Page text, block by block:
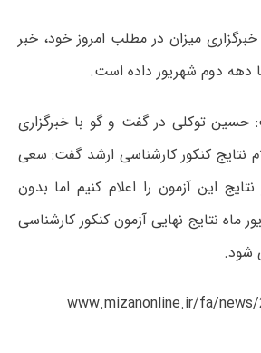
میزان در مطلب امروز خود، خبر
تا دهه دوم شهریور داده است.
حسین توکلی در گفت و گو با خبرگزاری
نتایج کنکور کارشناسی ارشد گفت: سعی
این آزمون را اعلام کنیم اما بدون
نتایج نهایی آزمون کنکور کارشناسی